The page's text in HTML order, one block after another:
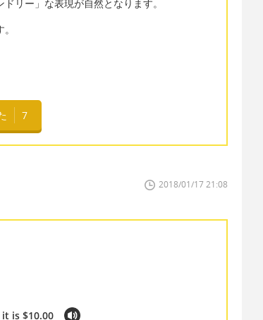
リー」な表現が自然となります。
7
2018/01/17 21:08
is $10.00